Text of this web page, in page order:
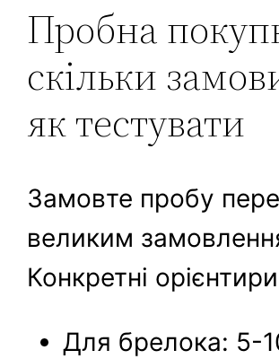
Пробна
скільки
як тестувати
Замовте пробу
великим
Конкретні
Для брелока: 5-